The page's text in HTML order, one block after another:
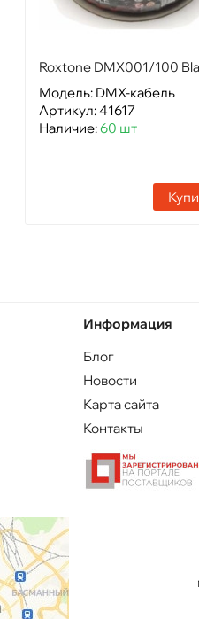
Roxtone DMX001/100
Модель: DMX-кабель
Артикул: 41617
Наличие:60 шт
Информация
Блог
Новости
Карта сайта
Контакты